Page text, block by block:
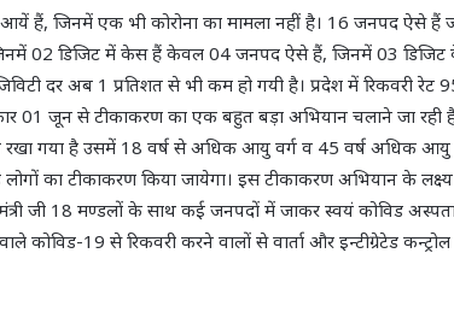
हैं, जिनमें एक भी कोरोना का मामला नहीं है। 16 जनपद ऐसे हैं
02 डिजिट में केस हैं केवल 04 जनपद ऐसे हैं, जिनमें 03 डिजिट
दर अब 1 प्रतिशत से भी कम हो गयी है। प्रदेश में रिकवरी रेट
01 जून से टीकाकरण का एक बहुत बड़ा अभियान चलाने जा रही
गया है उसमें 18 वर्ष से अधिक आयु वर्ग व 45 वर्ष अधिक आयु
लोगों का टीकाकरण किया जायेगा। इस टीकाकरण अभियान के
जी 18 मण्डलों के साथ कई जनपदों में जाकर स्वयं कोविड
कोविड-19 से रिकवरी करने वालों से वार्ता और इन्टीग्रेटेड